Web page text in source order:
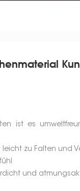
ist es
zu Falten und
und